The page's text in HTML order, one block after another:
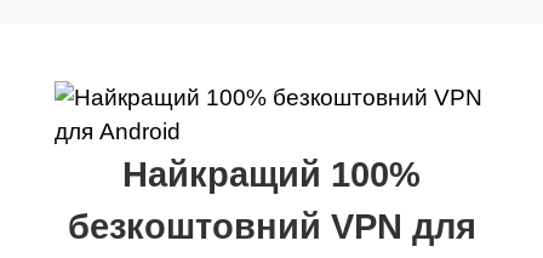
Найкращий 100%
безкоштовний VPN для